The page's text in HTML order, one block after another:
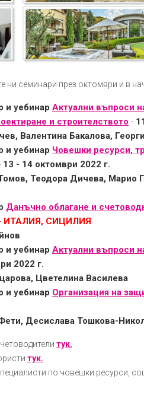
ни семинари през октомври и в
и уебинар Актуални въпроси
и строителството -
Валентина Бакалова,
и уебинар Човешки ресурси,
13 - 14 октомври 2022 г.
Теодора Дичева, Марио
Данъчно облагане и
ИТАЛИЯ, СИЦИЛИЯ
и уебинар Актуални въпроси
2022 г.
Цветелина Василева
и уебинар Организация на
Десислава Тошкова-
тук.
тук.
по човешки ресурси,